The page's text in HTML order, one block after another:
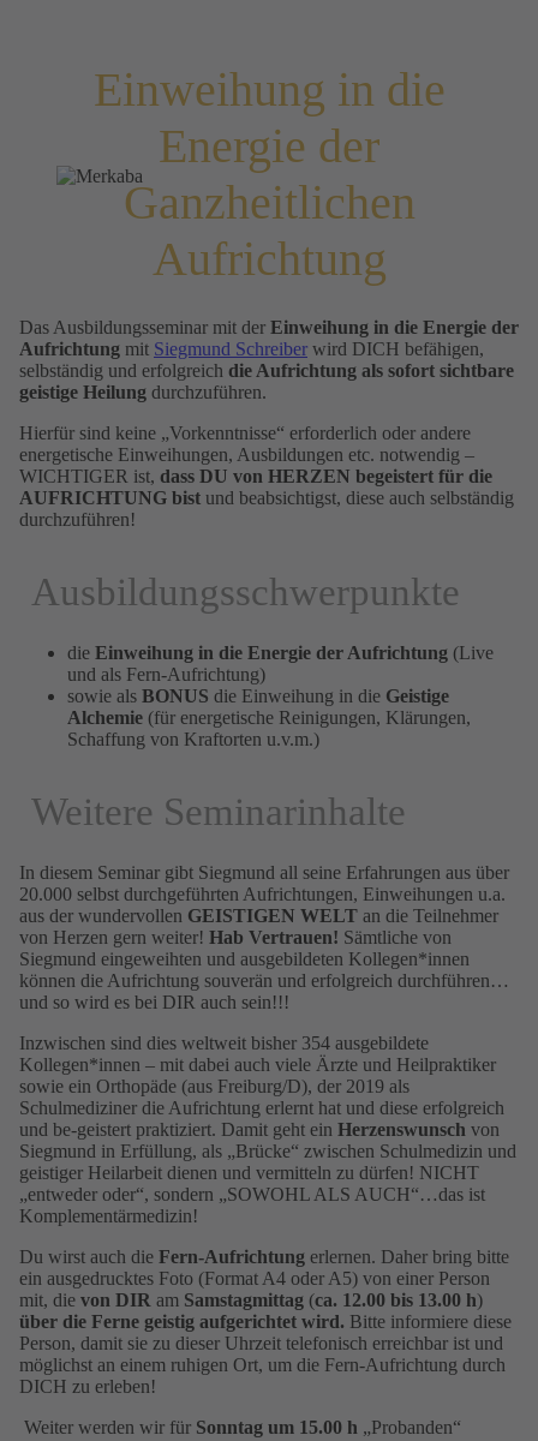
Einweihung in die
Energie der
Ganzheitlichen
Aufrichtung
Das Ausbildungsseminar mit der Einweihung in die Energie der
Aufrichtung mit Siegmund Schreiber wird DICH befähigen,
selbständig und erfolgreich die Aufrichtung als sofort sichtbare
geistige Heilung durchzuführen.
Hierfür sind keine „Vorkenntnisse“ erforderlich oder andere
energetische Einweihungen, Ausbildungen etc. notwendig –
WICHTIGER ist, dass DU von HERZEN begeistert für die
AUFRICHTUNG bist und beabsichtigst, diese auch selbständig
durchzuführen!
Ausbil­dungs­schwer­punkte
die Einweihung in die Energie der Aufrichtung (Live
und als Fern-Aufrichtung)
sowie als BONUS die Einweihung in die Geistige
Alchemie (für energetische Reinigungen, Klärungen,
Schaffung von Kraftorten u.v.m.)
Weitere Seminar­inhalte
In diesem Seminar gibt Siegmund all seine Erfahrungen aus über
20.000 selbst durchgeführten Aufrichtungen, Einweihungen u.a.
aus der wundervollen GEISTIGEN WELT an die Teilnehmer
von Herzen gern weiter! Hab Vertrauen! Sämtliche von
Siegmund eingeweihten und ausgebildeten Kollegen*innen
können die Aufrichtung souverän und erfolgreich durchführen…
und so wird es bei DIR auch sein!!!
Inzwischen sind dies weltweit bisher 354 ausgebildete
Kollegen*innen – mit dabei auch viele Ärzte und Heilpraktiker
sowie ein Orthopäde (aus Freiburg/D), der 2019 als
Schulmediziner die Aufrichtung erlernt hat und diese erfolgreich
und be-geistert praktiziert. Damit geht ein Herzenswunsch von
Siegmund in Erfüllung, als „Brücke“ zwischen Schulmedizin und
geistiger Heilarbeit dienen und vermitteln zu dürfen! NICHT
„entweder oder“, sondern „SOWOHL ALS AUCH“…das ist
Komplementärmedizin!
Du wirst auch die Fern-Aufrichtung erlernen. Daher bring bitte
ein ausgedrucktes Foto (Format A4 oder A5) von einer Person
mit, die von DIR am Samstagmittag (ca. 12.00 bis 13.00 h)
über die Ferne geistig aufgerichtet wird. Bitte informiere diese
Person, damit sie zu dieser Uhrzeit telefonisch erreichbar ist und
möglichst an einem ruhigen Ort, um die Fern-Aufrichtung durch
DICH zu erleben!
Weiter werden wir für Sonntag um 15.00 h „Probanden“